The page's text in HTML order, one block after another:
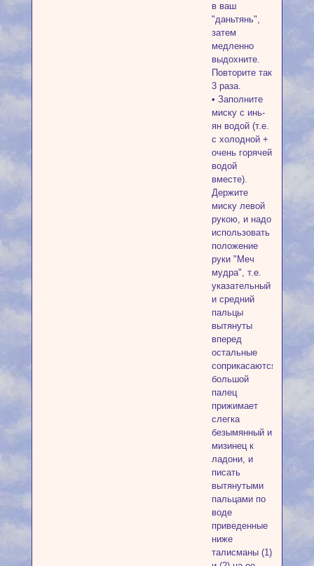
в ваш
"даньтянь",
затем
медленно
выдохните.
Повторите так
3 раза.
• Заполните
миску с инь-
ян водой (т.е.
с холодной +
очень горячей
водой
вместе).
Держите
миску левой
рукою, и надо
использовать
положение
руки "Меч
мудра", т.е.
указательный
и средний
пальцы
вытянуты
вперед
остальные
соприкасаются,
большой
палец
прижимает
слегка
безымянный и
мизинец к
ладони, и
писать
вытянутыми
пальцами по
воде
приведенные
ниже
талисманы (1)